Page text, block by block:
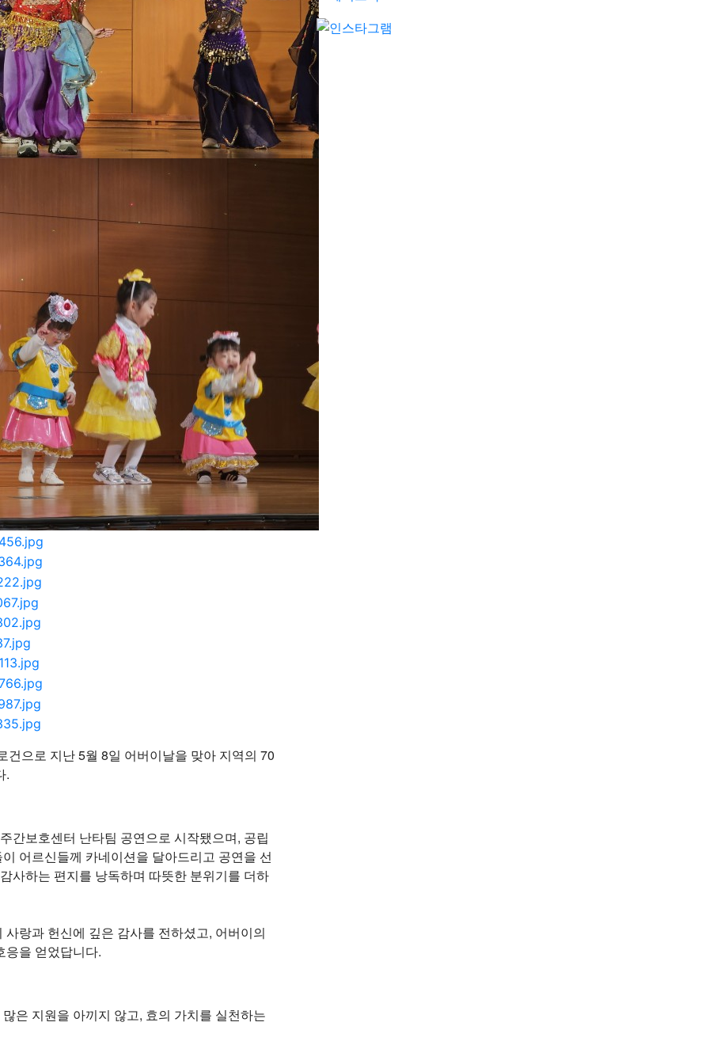
으로 지난 5월 8일 어버이날을 맞아 지역의 70
.
간보호센터 난타팀 공연으로 시작됐으며, 공립
어르신들께 카네이션을 달아드리고 공연을 선
사하는 편지를 낭독하며 따뜻한 분위기를 더하
랑과 헌신에 깊은 감사를 전하셨고, 어버이의
응을 얻었답니다.
은 지원을 아끼지 않고, 효의 가치를 실천하는